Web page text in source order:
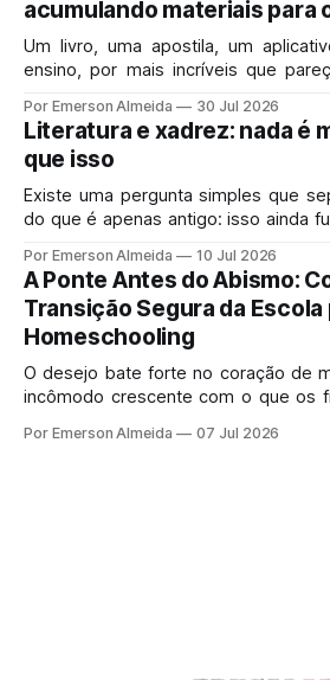
acumulando materiais para
Um livro, uma apostila, um
ensino, por mais incríveis que
hoje em casa.
Por Emerson Almeida 30 Jul 2026
Literatura e xadrez: nada é
que isso
Existe uma pergunta simples que
do que é apenas antigo: isso ainda
Por Emerson Almeida 10 Jul 2026
A Ponte Antes do Abismo:
Transição Segura da Escola
Homeschooling
O desejo bate forte no coração de
incômodo crescente com o que os
gera uma pressa perfeitamente
Por Emerson Almeida 07 Jul 2026